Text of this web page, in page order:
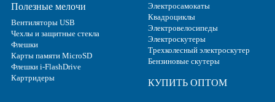
Полезные мелочи
Вентиляторы USB
Чехлы и защитные стекла
Флешки
Карты памяти MicroSD
Флешки i-FlashDrive
Картридеры
Электросамокаты
Квадроциклы
Электровелосипеды
Электроскутеры
Трехколесный электроскутер
Бензиновые скутеры
КУПИТЬ ОПТОМ